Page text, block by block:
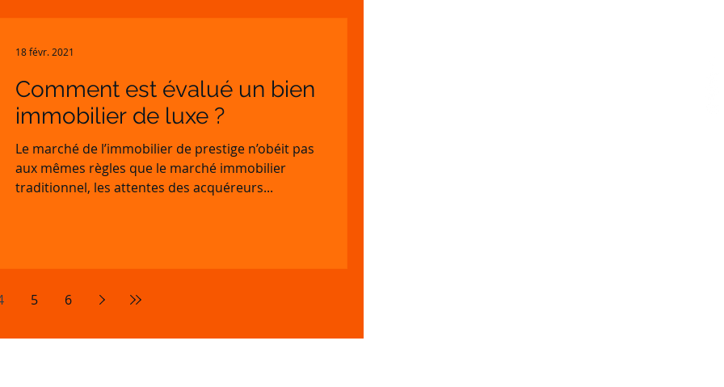
Comment est évalué un bien
immobilier de luxe ?
Le marché de l’immobilier de prestige n’obéit pas
aux mêmes règles que le marché immobilier
traditionnel, les attentes des acquéreurs...
18 févr. 2021
5 6